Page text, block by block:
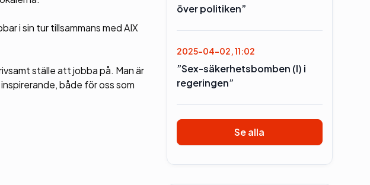
i sin tur tillsammans med AIX
ställe att jobba på. Man är
både för oss som
över politiken”
2025-04-02, 11:02
”Sex-säkerhetsbomben (l) i
regeringen”
Se alla